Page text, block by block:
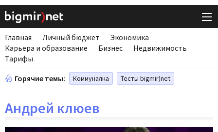
Главная Личный бюджет
Экономика
Карьера и образование
Бизнес
Недвижимость
Тарифы
Горячие темы: Коммуналка Тесты bigmir)net
Андрей клюев